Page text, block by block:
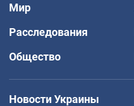
Мир
Расследования
Общество
Новости Украины